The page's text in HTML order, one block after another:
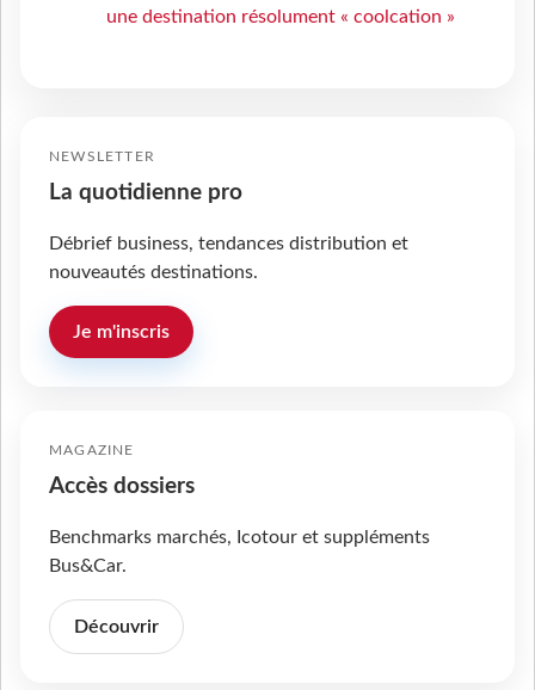
une destination résolument « coolcation »
NEWSLETTER
La quotidienne pro
Débrief business, tendances distribution et
nouveautés destinations.
Je m'inscris
MAGAZINE
Accès dossiers
Benchmarks marchés, Icotour et suppléments
Bus&Car.
Découvrir